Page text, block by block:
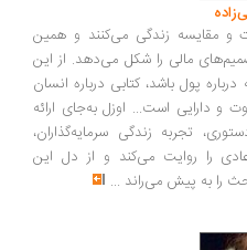
و مقایسه زندگی می‌کنند و همین
مالی را شکل می‌دهد. از این
پول باشد، کتابی درباره انسان
و دارایی است... اوزل به‌جای ارائه
تجربه زندگی سرمایه‌گذاران،
عادی را روایت می‌کند و از دل این
را به پیش می‌راند ...